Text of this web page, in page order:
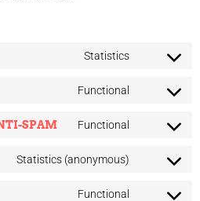
Statistics
Functional
SPAM Functional
Statistics (anonymous)
Functional